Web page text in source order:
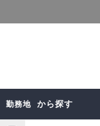
勤務地 から探す